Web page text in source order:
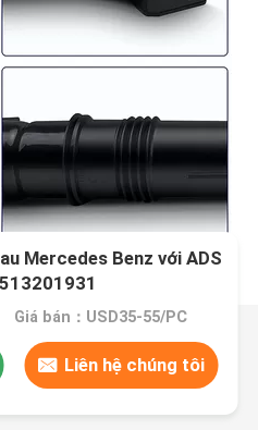
Mercedes Benz với ADS
Giá bán：USD35-55/PC
Liên hệ chúng tôi